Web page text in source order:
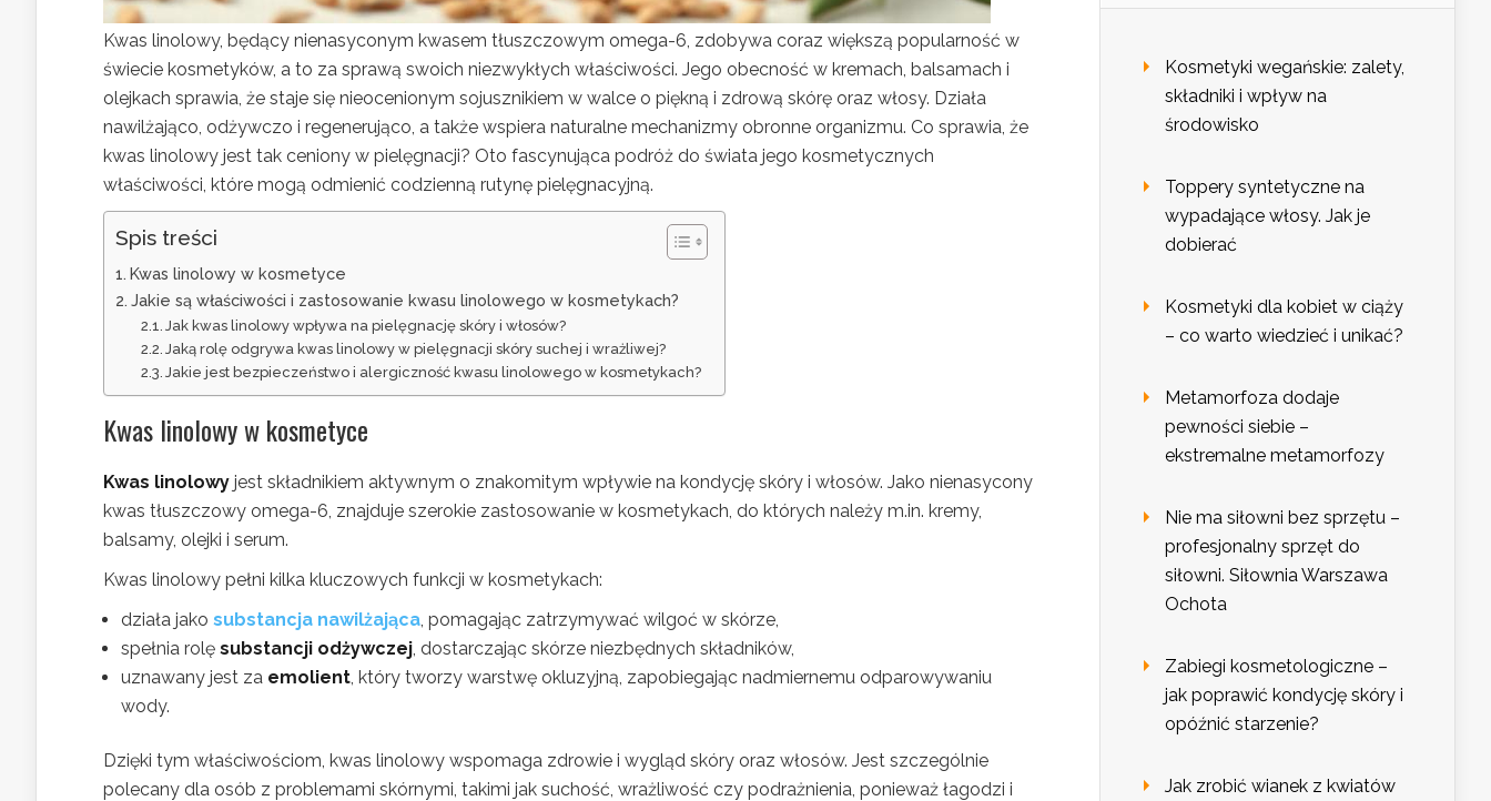
Kwas linolowy, będący nienasyconym kwasem tłuszczowym omega-6, zdobywa coraz większą popularność w
świecie kosmetyków, a to za sprawą swoich niezwykłych właściwości. Jego obecność w kremach, balsamach i
olejkach sprawia, że staje się nieocenionym sojusznikiem w walce o piękną i zdrową skórę oraz włosy. Działa
nawilżająco, odżywczo i regenerująco, a także wspiera naturalne mechanizmy obronne organizmu. Co sprawia, że
kwas linolowy jest tak ceniony w pielęgnacji? Oto fascynująca podróż do świata jego kosmetycznych
właściwości, które mogą odmienić codzienną rutynę pielęgnacyjną.
Spis treści
Kwas linolowy w kosmetyce
Jakie są właściwości i zastosowanie kwasu linolowego w kosmetykach?
Jak kwas linolowy wpływa na pielęgnację skóry i włosów?
Jaką rolę odgrywa kwas linolowy w pielęgnacji skóry suchej i wrażliwej?
Jakie jest bezpieczeństwo i alergiczność kwasu linolowego w kosmetykach?
Kwas linolowy w kosmetyce
Kwas linolowy jest składnikiem aktywnym o znakomitym wpływie na kondycję skóry i włosów. Jako nienasycony
kwas tłuszczowy omega-6, znajduje szerokie zastosowanie w kosmetykach, do których należy m.in. kremy,
balsamy, olejki i serum.
Kwas linolowy pełni kilka kluczowych funkcji w kosmetykach:
działa jako substancja nawilżająca, pomagając zatrzymywać wilgoć w skórze,
spełnia rolę substancji odżywczej, dostarczając skórze niezbędnych składników,
uznawany jest za emolient, który tworzy warstwę okluzyjną, zapobiegając nadmiernemu odparowywaniu
wody.
Dzięki tym właściwościom, kwas linolowy wspomaga zdrowie i wygląd skóry oraz włosów. Jest szczególnie
polecany dla osób z problemami skórnymi, takimi jak suchość, wrażliwość czy podrażnienia, ponieważ łagodzi i
Kosmetyki wegańskie: zalety,
składniki i wpływ na
środowisko
Toppery syntetyczne na
wypadające włosy. Jak je
dobierać
Kosmetyki dla kobiet w ciąży
– co warto wiedzieć i unikać?
Metamorfoza dodaje
pewności siebie –
ekstremalne metamorfozy
Nie ma siłowni bez sprzętu –
profesjonalny sprzęt do
siłowni. Siłownia Warszawa
Ochota
Zabiegi kosmetologiczne –
jak poprawić kondycję skóry i
opóźnić starzenie?
Jak zrobić wianek z kwiatów